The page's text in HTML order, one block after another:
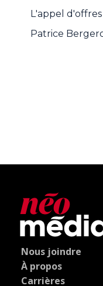
L'appel
Patrice
Nous joindre
À propos
Carrières